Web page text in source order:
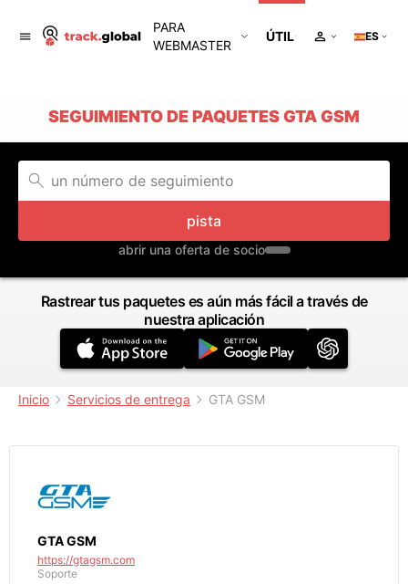
PARA
WEBMASTER
ÚTIL ES
SEGUIMIENTO DE PAQUETES GTA GSM
pista
abrir una oferta de socio
Rastrear tus paquetes es aún más fácil a través de
nuestra aplicación
Inicio Servicios de entrega GTA GSM
GTA GSM
https://gtagsm.com
Soporte